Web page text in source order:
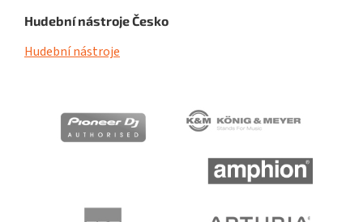
Hudební nástroje Česko
Hudební nástroje